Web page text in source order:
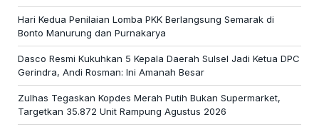
Hari Kedua Penilaian Lomba PKK Berlangsung Semarak di
Bonto Manurung dan Purnakarya
Dasco Resmi Kukuhkan 5 Kepala Daerah Sulsel Jadi Ketua DPC
Gerindra, Andi Rosman: Ini Amanah Besar
Zulhas Tegaskan Kopdes Merah Putih Bukan Supermarket,
Targetkan 35.872 Unit Rampung Agustus 2026